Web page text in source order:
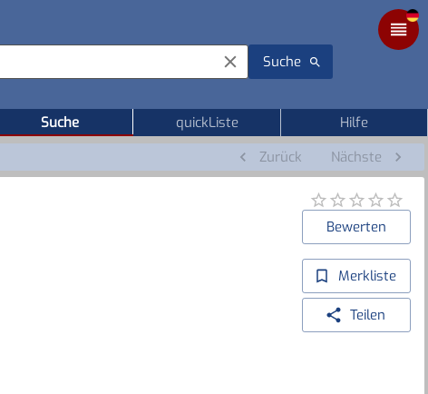
Suche
Suche quickListe
Hilfe
Zurück Nächste
Bewerten
Merkliste
Teilen